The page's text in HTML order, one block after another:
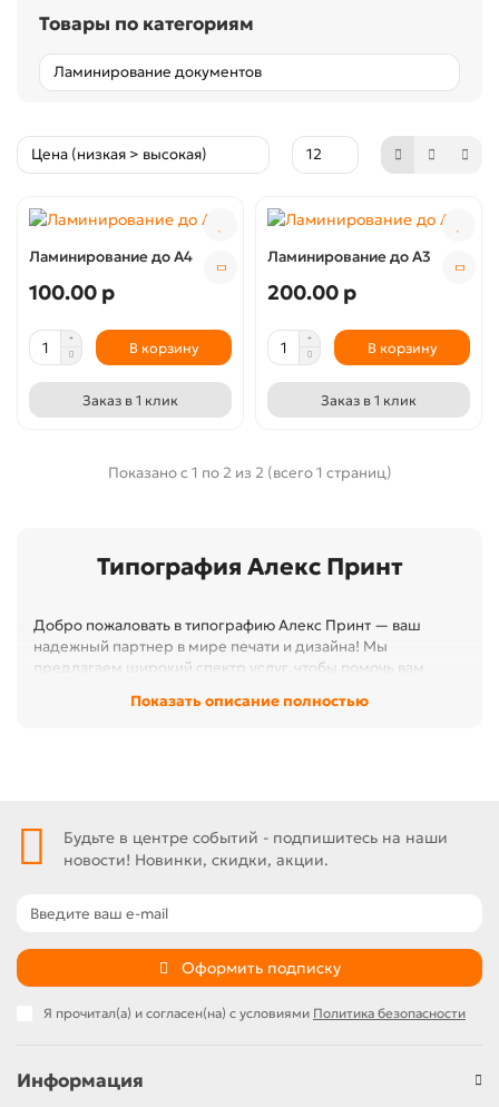
Товары по категориям
Ламинирование до А4
100.00 р
В корзину
Заказ в 1 клик
Ламинирование до А3
200.00 р
В корзину
Заказ в 1 клик
Показано с 1 по 2 из 2 (всего 1 страниц)
Типография Алекс Принт
Добро пожаловать в типографию Алекс Принт — ваш
надежный партнер в мире печати и дизайна! Мы
предлагаем широкий спектр услуг, чтобы помочь вам
команда профессионалов готова предложить
Показать описание полностью
Будьте в центре событий - подпишитесь на наши
новости! Новинки, скидки, акции.
Оформить подписку
Я прочитал(а) и согласен(на) с условиями Политика безопасности
Информация